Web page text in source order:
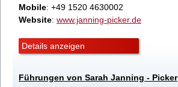
Mobile: +49 1520 4630002
Website: www.janning-picker.de
Details anzeigen
Führungen von Sarah Janning - Picker